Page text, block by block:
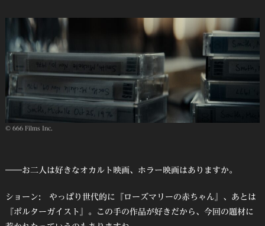
© 666 Films Inc.
――お二人は好きなオカルト映画、ホラー映画はありますか。
ショーン: やっぱり世代的に『ローズマリーの赤ちゃん』、あとは
『ポルターガイスト』。この手の作品が好きだから、今回の題材に